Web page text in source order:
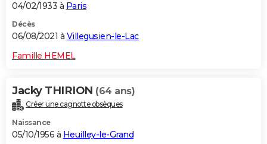
04/02/1933 à Paris
Décès
06/08/2021 à Villegusien-le-Lac
Famille HEMEL
Jacky THIRION (64 ans)
Créer une cagnotte obsèques
Naissance
05/10/1956 à Heuilley-le-Grand